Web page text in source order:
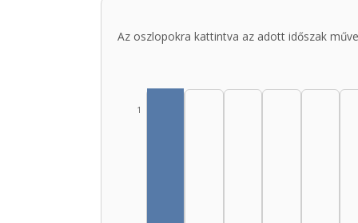
Az oszlopokra kattintva az adott időszak
1